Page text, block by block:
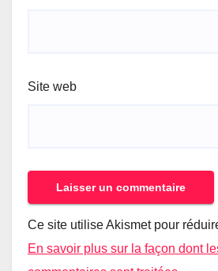
Site web
Ce site utilise Akismet pour
En savoir plus sur la façon dont